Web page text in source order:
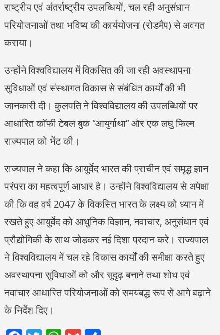
राष्ट्रीय एवं अंतर्राष्ट्रीय उपलब्धियों, चल रही अनुसंधान
परियोजनाओं तथा भविष्य की कार्ययोजना (रोडमैप) से अवगत
कराया।
उन्होंने विश्वविद्यालय में विकसित की जा रही अवस्थापना
सुविधाओं एवं संस्थागत विकास से संबंधित कार्यों की भी
जानकारी दी। कुलपति ने विश्वविद्यालय की उपलब्धियों पर
आधारित कॉफी टेबल बुक ‘‘आयुर्गाथा’’ और एक लघु फिल्म
राज्यपाल को भेंट की।
राज्यपाल ने कहा कि आयुर्वेद भारत की प्राचीन एवं समृद्ध ज्ञान
परंपरा का महत्वपूर्ण आधार है। उन्होंने विश्वविद्यालय से अपेक्षा
की कि वह वर्ष 2047 के विकसित भारत के लक्ष्य को ध्यान में
रखते हुए आयुर्वेद को आधुनिक विज्ञान, नवाचार, अनुसंधान एवं
प्रौद्योगिकी के साथ जोड़कर नई दिशा प्रदान करे। राज्यपाल
ने विश्वविद्यालय में चल रहे विकास कार्यों की समीक्षा करते हुए
अवस्थापना सुविधाओं को और सुदृढ़ बनाने तथा शोध एवं
नवाचार आधारित परियोजनाओं को समयबद्ध रूप से आगे बढ़ाने
के निर्देश दिए।